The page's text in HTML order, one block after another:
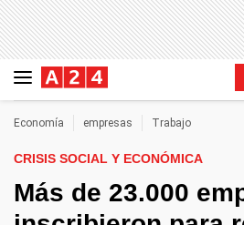
Economía empresas Trabajo
CRISIS SOCIAL Y ECONÓMICA
Más de 23.000